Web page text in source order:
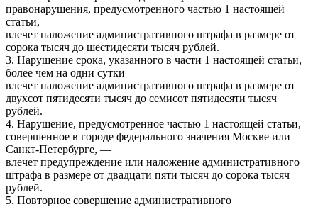
правонарушения, предусмотренного частью 1 настоящей
статьи, —
влечет наложение административного штрафа в размере от
сорока тысяч до шестидесяти тысяч рублей.
3. Нарушение срока, указанного в части 1 настоящей статьи,
более чем на одни сутки —
влечет наложение административного штрафа в размере от
двухсот пятидесяти тысяч до семисот пятидесяти тысяч
рублей.
4. Нарушение, предусмотренное частью 1 настоящей статьи,
совершенное в городе федерального значения Москве или
Санкт-Петербурге, —
влечет предупреждение или наложение административного
штрафа в размере от двадцати пяти тысяч до сорока тысяч
рублей.
5. Повторное совершение административного